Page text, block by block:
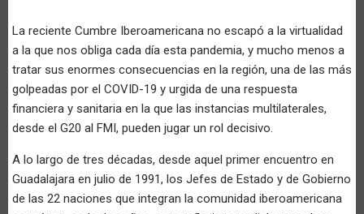
La reciente Cumbre Iberoamericana no escapó a la virtualidad
a la que nos obliga cada día esta pandemia, y mucho menos a
tratar sus enormes consecuencias en la región, una de las más
golpeadas por el COVID-19 y urgida de una respuesta
financiera y sanitaria en la que las instancias multilaterales,
desde el G20 al FMI, pueden jugar un rol decisivo.
A lo largo de tres décadas, desde aquel primer encuentro en
Guadalajara en julio de 1991, los Jefes de Estado y de Gobierno
de las 22 naciones que integran la comunidad iberoamericana